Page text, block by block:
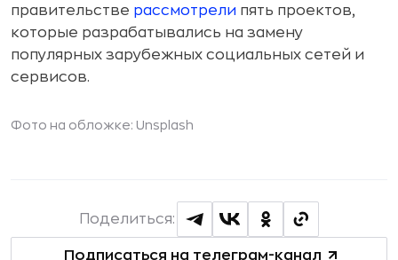
правительстве рассмотрели пять проектов,
которые разрабатывались на замену
популярных зарубежных социальных сетей и
сервисов.
Фото на обложке: Unsplash
Подписаться на телеграм-канал
Поделиться: